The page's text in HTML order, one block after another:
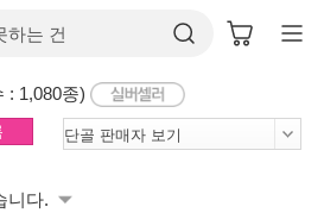
: 1,080종)
니다.